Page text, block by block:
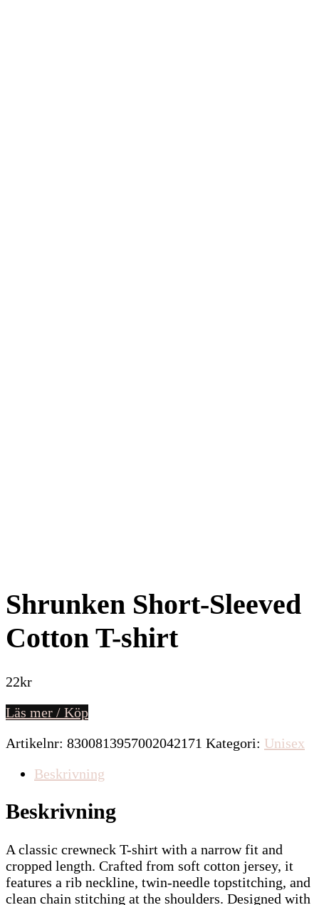
Shrunken Short-Sleeved
Cotton T-shirt
22kr
Läs mer / Köp
Artikelnr: 8300813957002042171 Kategori: Unisex
Beskrivning
Beskrivning
A classic crewneck T-shirt with a narrow fit and
cropped length. Crafted from soft cotton jersey, it
features a rib neckline, twin-needle topstitching, and
clean chain stitching at the shoulders. Designed with